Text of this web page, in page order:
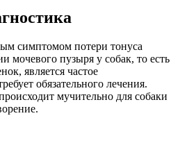
симптомом потери тонуса
мочевого пузыря у собак, то есть
является частое
обязательного лечения.
мучительно для собаки